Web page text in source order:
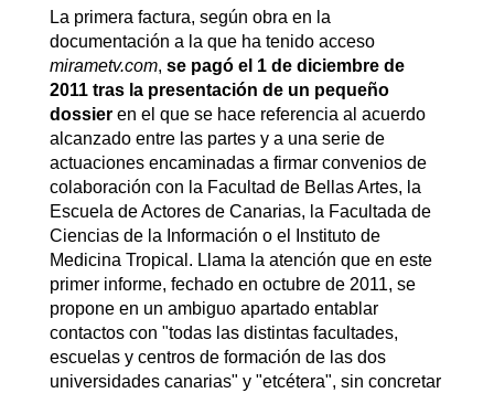
La primera factura, según obra en la
documentación a la que ha tenido acceso
mirametv.com, se pagó el 1 de diciembre de
2011 tras la presentación de un pequeño
dossieren el que se hace referencia al acuerdo
alcanzado entre las partes y a una serie de
actuaciones encaminadas a firmar convenios de
colaboración con la Facultad de Bellas Artes, la
Escuela de Actores de Canarias, la Facultada de
Ciencias de la Información o el Instituto de
Medicina Tropical. Llama la atención que en este
primer informe, fechado en octubre de 2011, se
propone en un ambiguo apartado entablar
contactos con "todas las distintas facultades,
escuelas y centros de formación de las dos
universidades canarias" y "etcétera", sin concretar